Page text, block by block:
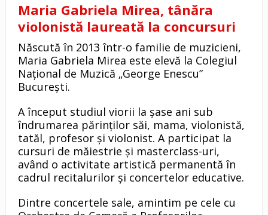
Maria Gabriela Mirea, tânăra
violonistă laureată la concursuri
Născută în 2013 într-o familie de muzicieni,
Maria Gabriela Mirea este elevă la Colegiul
Național de Muzică „George Enescu”
București.
A început studiul viorii la șase ani sub
îndrumarea părinților săi, mama, violonistă,
tatăl, profesor și violonist. A participat la
cursuri de măiestrie și masterclass-uri,
având o activitate artistică permanentă în
cadrul recitalurilor și concertelor educative.
Dintre concertele sale, amintim pe cele cu